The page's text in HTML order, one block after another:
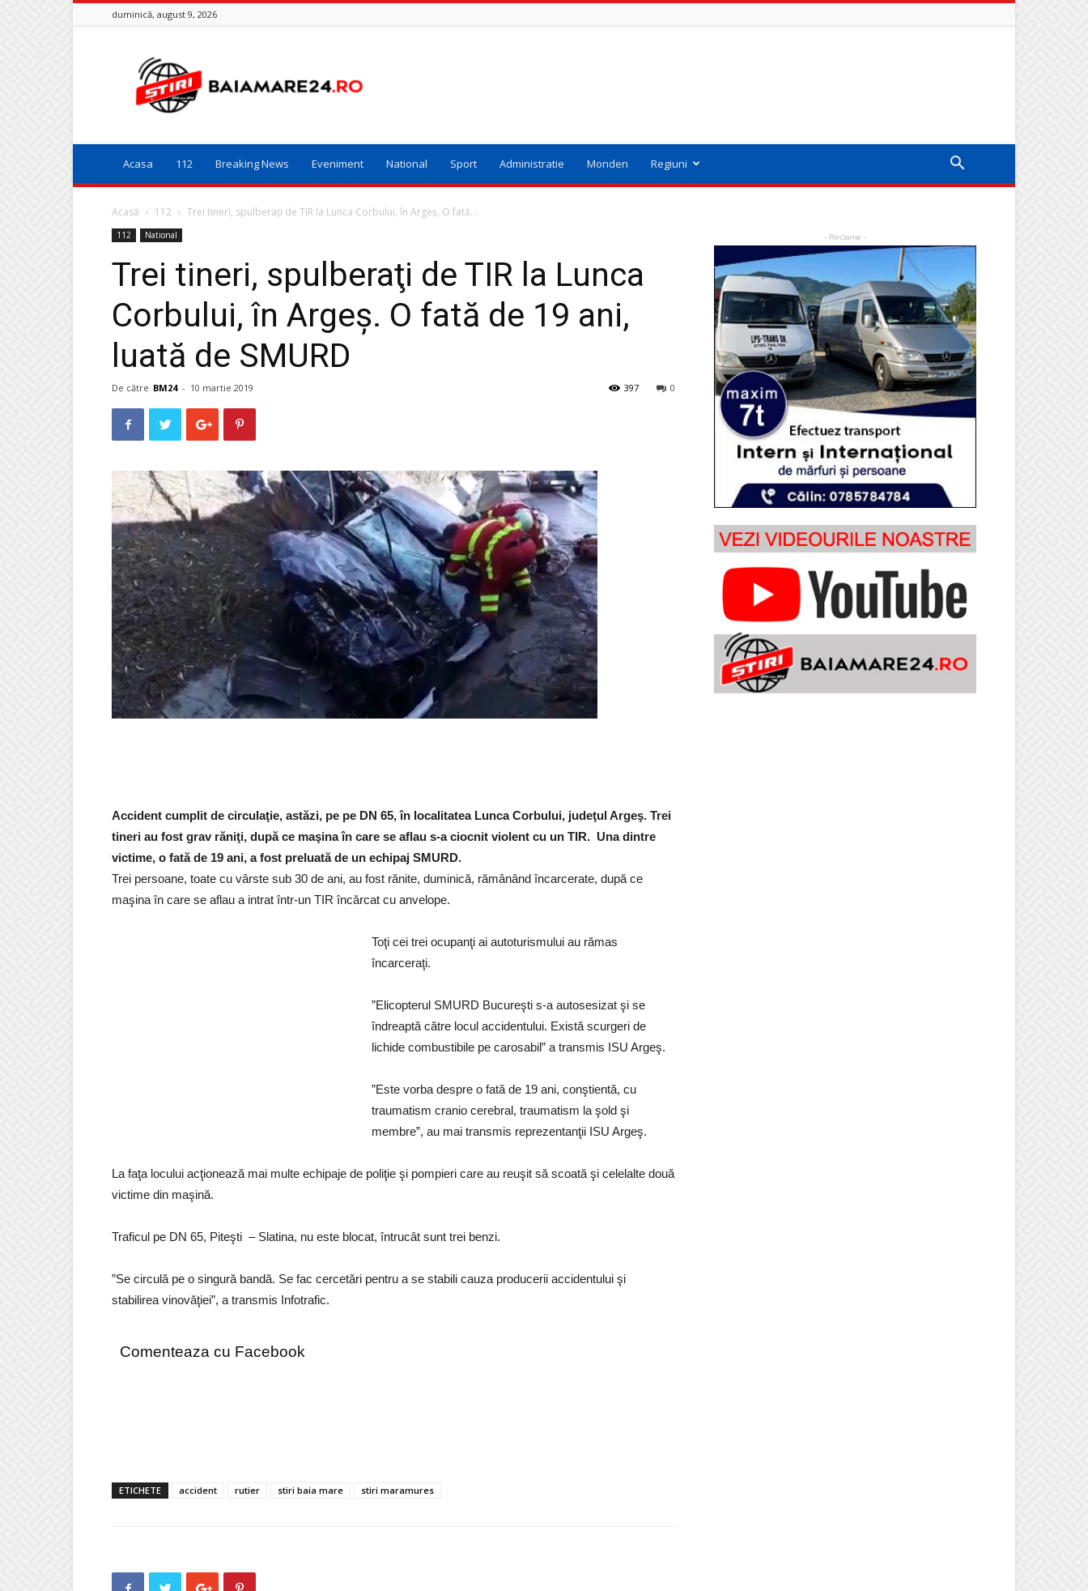
duminică, august 9, 2026
Baia
Mare
24
Acasa 112 Breaking News Eveniment National Sport Administratie Monden Regiuni
Acasă 112 Trei tineri, spulberaţi de TIR la Lunca Corbului, în Argeş. O fată...
112 National
Trei tineri, spulberaţi de TIR la Lunca
Corbului, în Argeş. O fată de 19 ani,
luată de SMURD
De către BM24 - 10 martie 2019 0
397
Accident cumplit de circulaţie, astăzi, pe pe DN 65, în localitatea Lunca Corbului, judeţul Argeş. Trei
tineri au fost grav răniţi, după ce maşina în care se aflau s-a ciocnit violent cu un TIR. Una dintre
victime, o fată de 19 ani, a fost preluată de un echipaj SMURD.
Trei persoane, toate cu vârste sub 30 de ani, au fost rănite, duminică, rămânând încarcerate, după ce
maşina în care se aflau a intrat într-un TIR încărcat cu anvelope.
Toţi cei trei ocupanţi ai autoturismului au rămas
încarceraţi.
”Elicopterul SMURD Bucureşti s-a autosesizat şi se
îndreaptă către locul accidentului. Există scurgeri de
lichide combustibile pe carosabil” a transmis ISU Argeş.
”Este vorba despre o fată de 19 ani, conştientă, cu
traumatism cranio cerebral, traumatism la şold şi
membre”, au mai transmis reprezentanţii ISU Argeş.
La faţa locului acţionează mai multe echipaje de poliţie şi pompieri care au reuşit să scoată şi celelalte două
victime din maşină.
Traficul pe DN 65, Piteşti – Slatina, nu este blocat, întrucât sunt trei benzi.
”Se circulă pe o singură bandă. Se fac cercetări pentru a se stabili cauza producerii accidentului şi
stabilirea vinovăţiei”, a transmis Infotrafic.
Comenteaza cu Facebook
ETICHETE accident rutier stiri baia mare stiri maramures
- Reclame -